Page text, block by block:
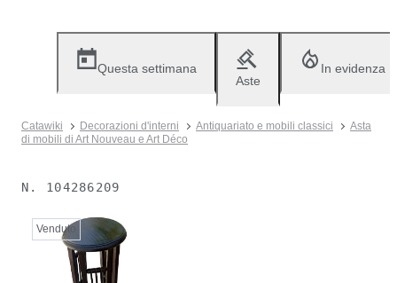
Questa settimana
Aste
In evidenza
Catawiki Decorazioni d'interni Antiquariato e mobili classici
Asta
di mobili di Art Nouveau e Art Déco
N. 104286209
Venduto